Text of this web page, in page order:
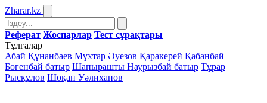
Zharar.kz
Реферат Жоспарлар Тест сұрақтары
Тұлғалар
Абай Құнанбаев Мұхтар Әуезов Қаракерей Қабанбай
Бөгенбай батыр Шапырашты Наурызбай батыр Тұрар
Рысқұлов Шоқан Уәлиханов